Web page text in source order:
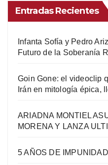
Entradas Recientes
Infanta Sofía y Pedro
Futuro de la Soberanía
Goin Gone: el videoclip
Irán en mitología épica,
ARIADNA MONTIEL
MORENA Y LANZA
5 AÑOS DE